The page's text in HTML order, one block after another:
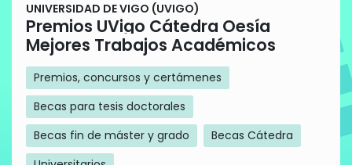
UNIVERSIDAD DE VIGO (UVIGO)
Premios UVigo Cátedra Oesía
Mejores Trabajos Académicos
Premios, concursos y certámenes
Becas para tesis doctorales
Becas fin de máster y grado
Becas Cátedra